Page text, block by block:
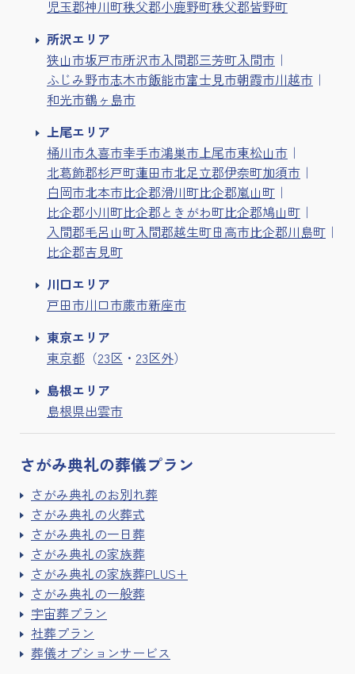
児玉郡神川町秩父郡小鹿野町秩父郡皆野町
所沢エリア
狭山市坂戸市所沢市入間郡三芳町入間市
ふじみ野市志木市飯能市富士見市朝霞市川越市
和光市鶴ヶ島市
上尾エリア
桶川市久喜市幸手市鴻巣市 上尾市東松山市
北葛飾郡杉戸町蓮田市北足立郡伊奈町加須市
白岡市北本市比企郡滑川町比企郡嵐山町
比企郡小川町比企郡ときがわ町比企郡鳩山町
入間郡毛呂山町入間郡越生町日高市比企郡川島町
比企郡吉見町
川口エリア
戸田市川口市蕨市新座市
東京エリア
東京都 （23区 ・ 23区外）
島根エリア
島根県出雲市
さがみ典礼の葬儀プラン
さがみ典礼のお別れ葬
さがみ典礼の火葬式
さがみ典礼の一日葬
さがみ典礼の家族葬
さがみ典礼の家族葬PLUS+
さがみ典礼の一般葬
宇宙葬プラン
社葬プラン
葬儀オプションサービス